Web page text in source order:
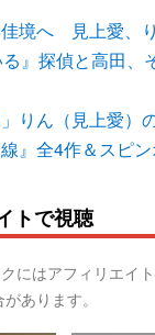
佳境へ 見上愛、
る』探偵と高田
りん（見上愛）
』全4作＆スピ
トで視聴
にはアフィリエイ
あります。